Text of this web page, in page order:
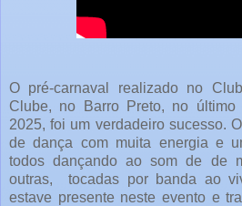
O pré-carnaval realizado no
Clube, no Barro Preto, no
2025, foi um verdadeiro sucesso.
de dança com muita energia e
todos dançando ao som de de
outras, tocadas por banda ao
estave presente neste evento e